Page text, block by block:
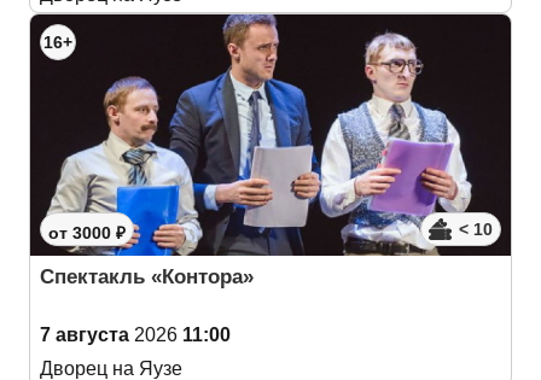
16+
от 3000 ₽ < 10
Спектакль «Контора»
7 августа 2026 11:00
Дворец на Яузе